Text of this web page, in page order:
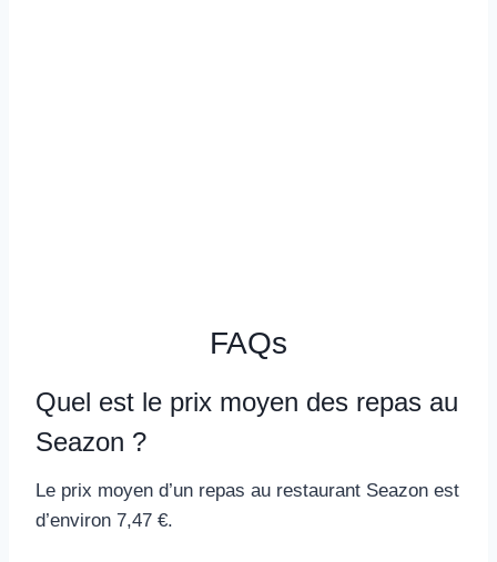
FAQs
Quel est le prix moyen des repas au
Seazon ?
Le prix moyen d’un repas au restaurant Seazon est
d’environ 7,47 €.